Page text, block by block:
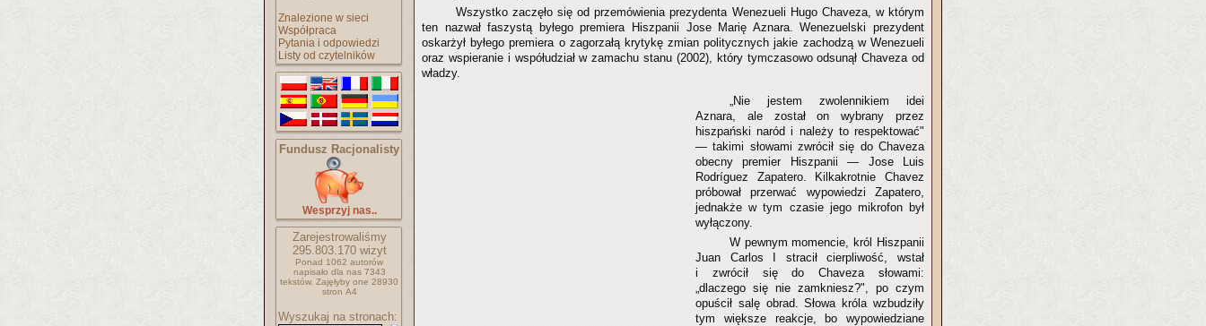
Znalezione w sieci
Współpraca
Pytania i odpowiedzi
Listy od czytelników
Fundusz Racjonalisty
Wesprzyj nas..
Zarejestrowaliśmy
295.803.170wizyt
Ponad 1062 autorów
napisało dla nas 7343
tekstów. Zajęłyby one 28930
stron A4
Wyszukaj na stronach:
Wszystko zaczęło się od przemówienia prezydenta Wenezueli Hugo Chaveza, w którym
ten nazwał faszystą byłego premiera Hiszpanii Jose Marię Aznara. Wenezuelski prezydent
oskarżył byłego premiera o zagorzałą krytykę zmian politycznych jakie zachodzą w Wenezueli
oraz wspieranie i współudział w zamachu stanu (2002), który tymczasowo odsunął Chaveza od
władzy.
„Nie jestem zwolennikiem idei
Aznara, ale został on wybrany przez
hiszpański naród i należy to respektować"
— takimi słowami zwrócił się do Chaveza
obecny premier Hiszpanii — Jose Luis
Rodríguez Zapatero. Kilkakrotnie Chavez
próbował przerwać wypowiedzi Zapatero,
jednakże w tym czasie jego mikrofon był
wyłączony.
W pewnym momencie, król Hiszpanii
Juan Carlos I stracił cierpliwość, wstał
i zwrócił się do Chaveza słowami:
„dlaczego się nie zamkniesz?", po czym
opuścił salę obrad. Słowa króla wzbudziły
tym większe reakcje, bo wypowiedziane